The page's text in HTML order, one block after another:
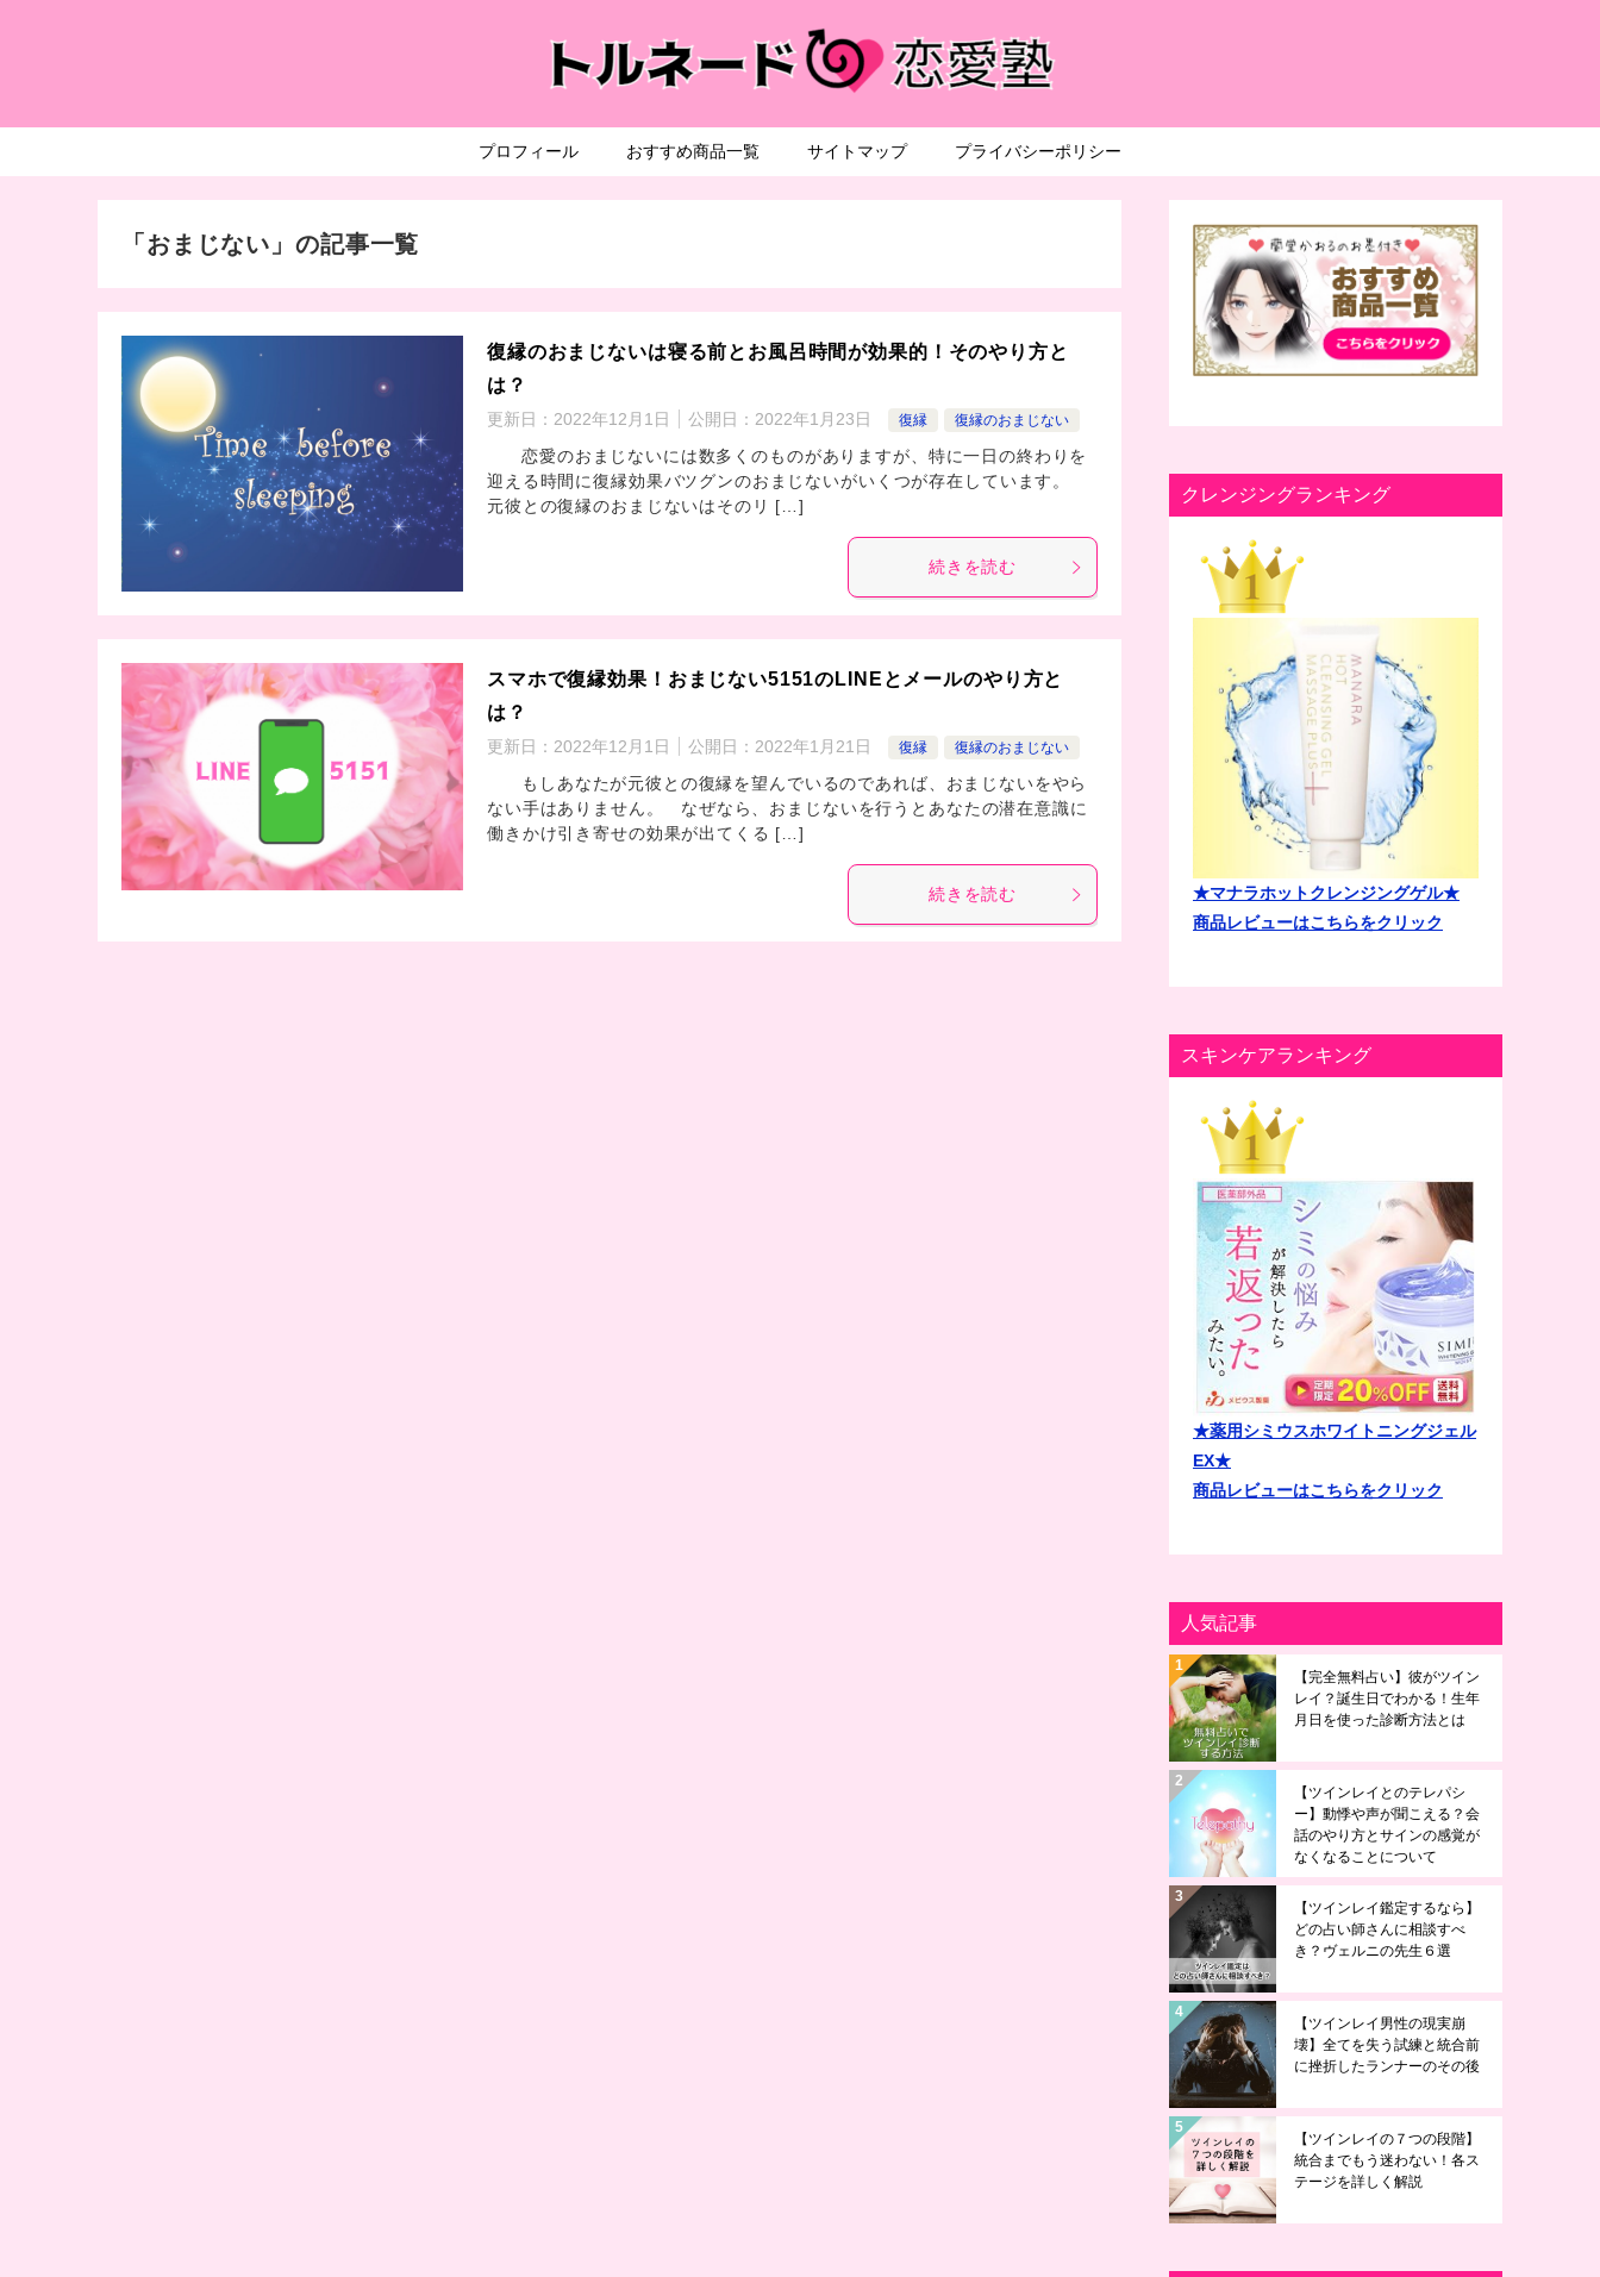
プロフィール おすすめ商品一覧 サイトマップ プライバシーポリシー
「おまじない」の記事一覧
復縁のおまじないは寝る前とお風呂時間が効果的！そのやり方と
は？
更新日： 2022年12月1日 公開日： 2022年1月23日 復縁 復縁のおまじない
恋愛のおまじないには数多くのものがありますが、特に一日の終わりを
迎える時間に復縁効果バツグンのおまじないがいくつが存在しています。
元彼との復縁のおまじないはそのリ […]
続きを読む
スマホで復縁効果！おまじない5151のLINEとメールのやり方と
は？
更新日： 2022年12月1日 公開日： 2022年1月21日 復縁 復縁のおまじない
もしあなたが元彼との復縁を望んでいるのであれば、おまじないをやら
ない手はありません。 なぜなら、おまじないを行うとあなたの潜在意識に
働きかけ引き寄せの効果が出てくる […]
続きを読む
クレンジングランキング
★マナラホットクレンジングゲル★
商品レビューはこちらをクリック
スキンケアランキング
★薬用シミウスホワイトニングジェル
EX★
商品レビューはこちらをクリック
人気記事
【完全無料占い】彼がツイン
レイ？誕生日でわかる！生年
月日を使った診断方法とは
【ツインレイとのテレパシ
ー】動悸や声が聞こえる？会
話のやり方とサインの感覚が
なくなることについて
【ツインレイ鑑定するなら】
どの占い師さんに相談すべ
き？ヴェルニの先生６選
【ツインレイ男性の現実崩
壊】全てを失う試練と統合前
に挫折したランナーのその後
【ツインレイの７つの段階】
統合までもう迷わない！各ス
テージを詳しく解説